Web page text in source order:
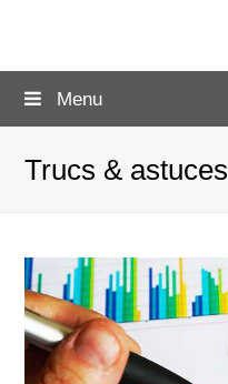
Menu
Trucs & astuces